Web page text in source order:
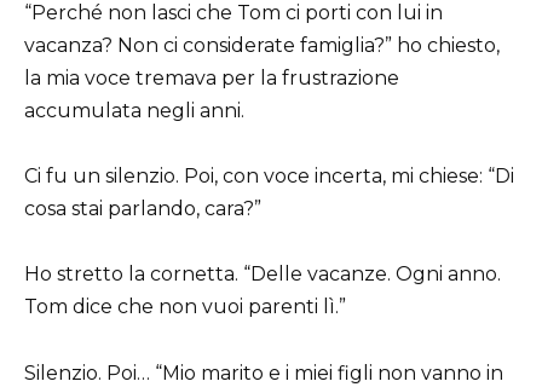
“Perché non lasci che Tom ci porti con lui in
vacanza? Non ci considerate famiglia?” ho chiesto,
la mia voce tremava per la frustrazione
accumulata negli anni.
Ci fu un silenzio. Poi, con voce incerta, mi chiese: “Di
cosa stai parlando, cara?”
Ho stretto la cornetta. “Delle vacanze. Ogni anno.
Tom dice che non vuoi parenti lì.”
Silenzio. Poi… “Mio marito e i miei figli non vanno in